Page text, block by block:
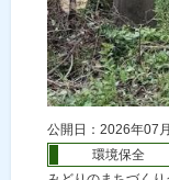
公開日：2026年07
環境保全